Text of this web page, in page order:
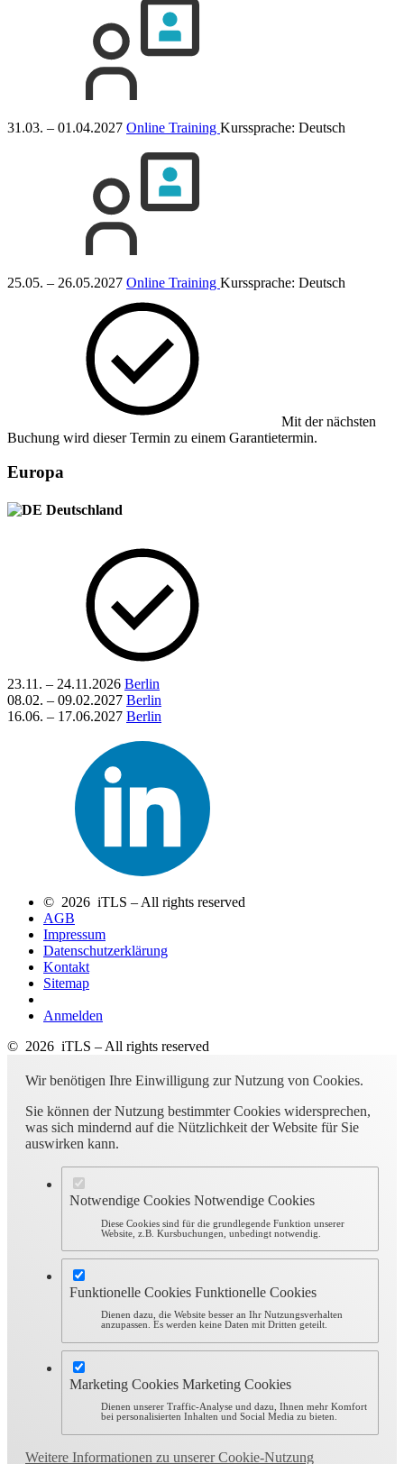
31.03. – 01.04.2027 Online Training Kurssprache: Deutsch
25.05. – 26.05.2027 Online Training Kurssprache: Deutsch
Mit der nächsten
Buchung wird dieser Termin zu einem Garantietermin.
Europa
Deutschland
23.11. – 24.11.2026 Berlin
08.02. – 09.02.2027 Berlin
16.06. – 17.06.2027 Berlin
© 2026 iTLS – All rights reserved
AGB
Impressum
Datenschutzerklärung
Kontakt
Sitemap
Anmelden
© 2026 iTLS – All rights reserved
Wir benötigen Ihre Einwilligung zur Nutzung von Cookies.
Sie können der Nutzung bestimmter Cookies widersprechen,
was sich mindernd auf die Nützlichkeit der Website für Sie
auswirken kann.
Notwendige Cookies Notwendige Cookies
Diese Cookies sind für die grundlegende Funktion unserer
Website, z.B. Kursbuchungen, unbedingt notwendig.
Funktionelle Cookies Funktionelle Cookies
Dienen dazu, die Website besser an Ihr Nutzungsverhalten
anzupassen. Es werden keine Daten mit Dritten geteilt.
Marketing Cookies Marketing Cookies
Dienen unserer Traffic-Analyse und dazu, Ihnen mehr Komfort
bei personalisierten Inhalten und Social Media zu bieten.
Weitere Informationen zu unserer Cookie-Nutzung